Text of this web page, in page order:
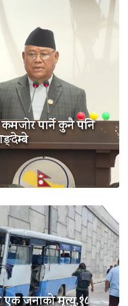
कमजोर पार्ने कुनै पनि